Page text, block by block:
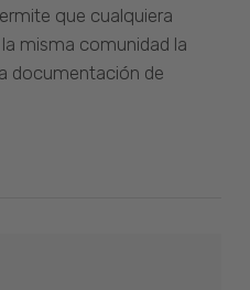
que cualquiera
misma comunidad la
documentación de